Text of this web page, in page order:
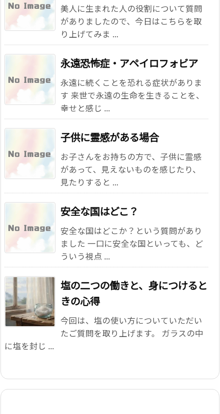
美人に生まれた人の役割について質問
がありましたので、今日はこちらを取
り上げてみま ...
永遠恐怖症・アペイロフォビア
永遠に続くことを恐れる症状がありま
す 来世で永遠の生命を生きることを、
幸せと感じ ...
子供に霊感がある場合
お子さんをお持ちの方で、子供に霊感
があって、見えないものを感じたり、
見たりすると ...
安全な国はどこ？
安全な国はどこか？という質問があり
ました 一口に安全な国といっても、ど
ういう視点 ...
塩の二つの働きと、身につけると
きの心得
今回は、塩の使い方についていただい
たご質問を取り上げます。 ガラスの中
に塩を封じ ...